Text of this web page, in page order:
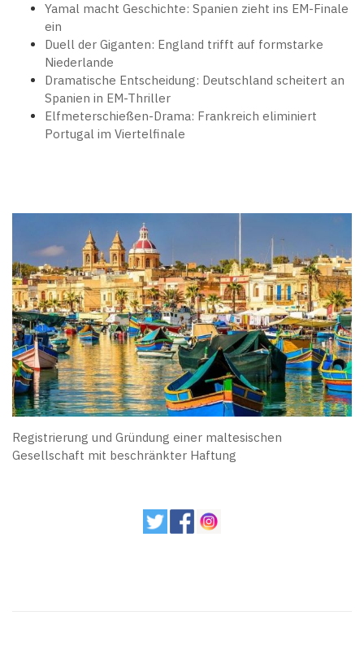
Yamal macht Geschichte: Spanien zieht ins EM-Finale
ein
Duell der Giganten: England trifft auf formstarke
Niederlande
Dramatische Entscheidung: Deutschland scheitert an
Spanien in EM-Thriller
Elfmeterschießen-Drama: Frankreich eliminiert
Portugal im Viertelfinale
Registrierung und Gründung einer maltesischen
Gesellschaft mit beschränkter Haftung